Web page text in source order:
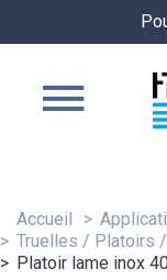
Accueil
Truelles / Platoirs
Platoir lame inox